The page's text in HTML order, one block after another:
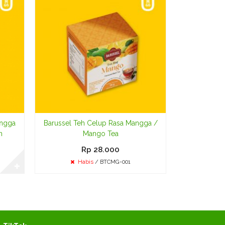
Barussel Teh Celup Rasa Mangga /
Mango Tea
Rp 28.000
Habis / BTCMG-001